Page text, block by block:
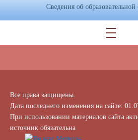
Сведения об образовательной
Все права защищены.
Дата последнего изменения на сайте:
При использовании материалов сайта
источник обязательна